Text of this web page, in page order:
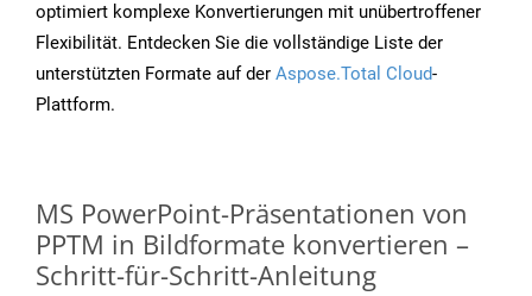
optimiert komplexe Konvertierungen mit unübertroffener
Flexibilität. Entdecken Sie die vollständige Liste der
unterstützten Formate auf der Aspose.Total Cloud-
Plattform.
MS PowerPoint-Präsentationen von
PPTM in Bildformate konvertieren –
Schritt-für-Schritt-Anleitung